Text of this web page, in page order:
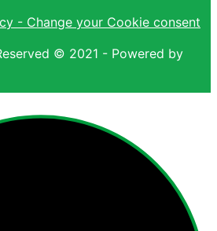
- Change your Cookie consent
© 2021 - Powered by